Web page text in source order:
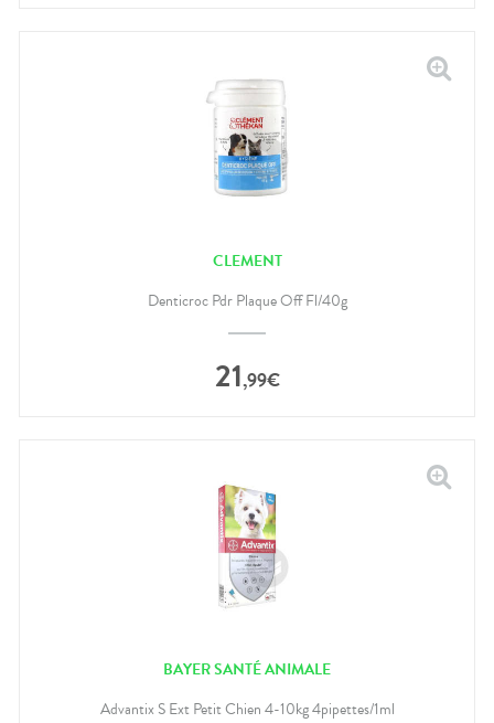
CLEMENT
Denticroc Pdr Plaque Off Fl/40g
21,99€
BAYER SANTÉ ANIMALE
Advantix S Ext Petit Chien 4-10kg 4pipettes/1ml